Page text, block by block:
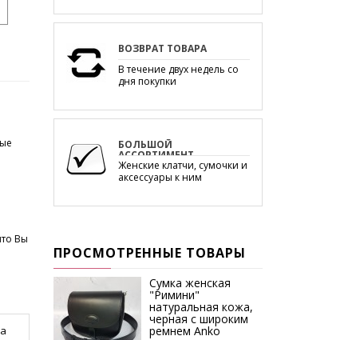
Вы
ВОЗВРАТ ТОВАРА
В течение двух недель со
дня покупки
БОЛЬШОЙ
АССОРТИМЕНТ
Женские клатчи, сумочки и
аксессуары к ним
ПРОСМОТРЕННЫЕ ТОВАРЫ
Сумка женская
"Римини"
натуральная кожа,
черная с широким
ремнем Anko